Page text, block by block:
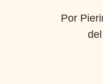
Por